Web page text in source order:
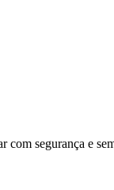
com segurança e